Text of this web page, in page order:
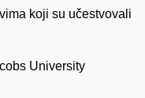
koji su učestvovali
University